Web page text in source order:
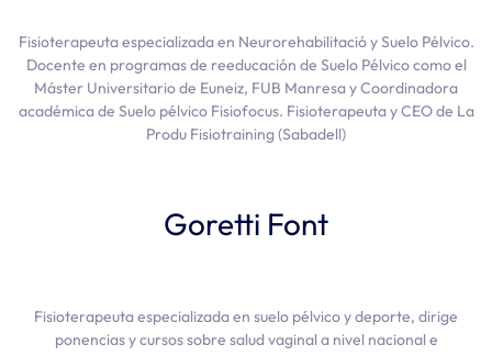
Fisioterapeuta especializada en Neurorehabilitació y Suelo Pélvico.
Docente en programas de reeducación de Suelo Pélvico como el
Máster Universitario de Euneiz, FUB Manresa y Coordinadora
académica de Suelo pélvico Fisiofocus. Fisioterapeuta y CEO de La
Produ Fisiotraining (Sabadell)
Goretti Font
Fisioterapeuta especializada en suelo pélvico y deporte, dirige
ponencias y cursos sobre salud vaginal a nivel nacional e